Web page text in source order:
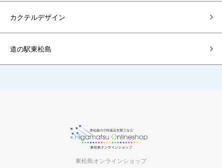
カクテルデザイン
道の駅東松島
東松島オンラインショップ